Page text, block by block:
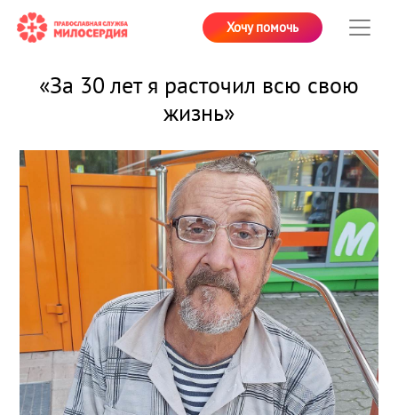
Хочу помочь
«За 30 лет я расточил всю свою
жизнь»